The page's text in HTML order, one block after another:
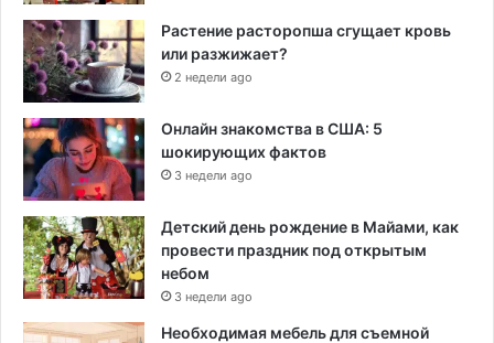
Растение расторопша сгущает кровь
или разжижает?
2 недели ago
Онлайн знакомства в США: 5
шокирующих фактов
3 недели ago
Детский день рождение в Майами, как
провести праздник под открытым
небом
3 недели ago
Необходимая мебель для съемной